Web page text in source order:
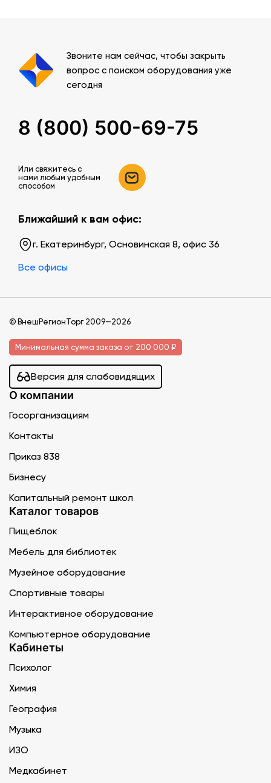
Звоните нам сейчас, чтобы закрыть
вопрос с поиском оборудования уже
сегодня
8 (800) 500-69-75
Или свяжитесь c
нами любым удобным
способом
Ближайший к вам офис:
г. Екатеринбург, Основинская 8, офис 36
Все офисы
© ВнешРегионТорг 2009—2026
Минимальная сумма заказа от 200 000 ₽
Версия для слабовидящих
О компании
Госорганизациям
Контакты
Приказ 838
Бизнесу
Капитальный ремонт школ
Каталог товаров
Пищеблок
Мебель для библиотек
Музейное оборудование
Спортивные товары
Интерактивное оборудование
Компьютерное оборудование
Кабинеты
Психолог
Химия
География
Музыка
ИЗО
Медкабинет